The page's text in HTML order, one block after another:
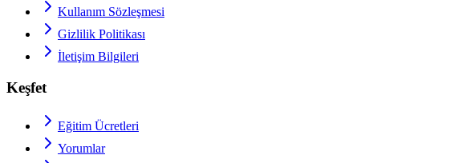
Kullanım Sözleşmesi
Gizlilik Politikası
İletişim Bilgileri
Keşfet
Eğitim Ücretleri
Yorumlar